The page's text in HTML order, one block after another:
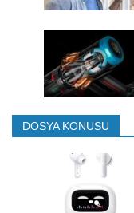
DOSYA KONUSU